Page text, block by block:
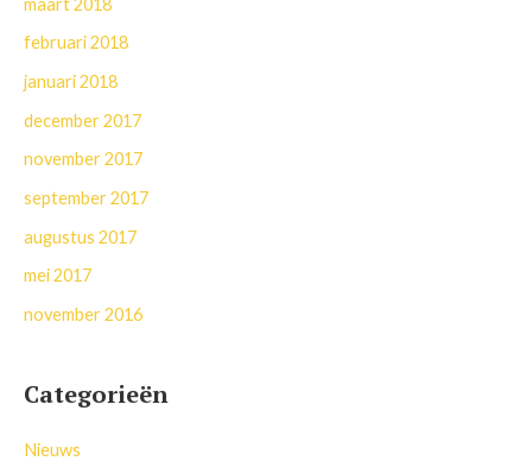
februari 2018
januari 2018
december 2017
november 2017
september 2017
augustus 2017
mei 2017
november 2016
Categorieën
Nieuws